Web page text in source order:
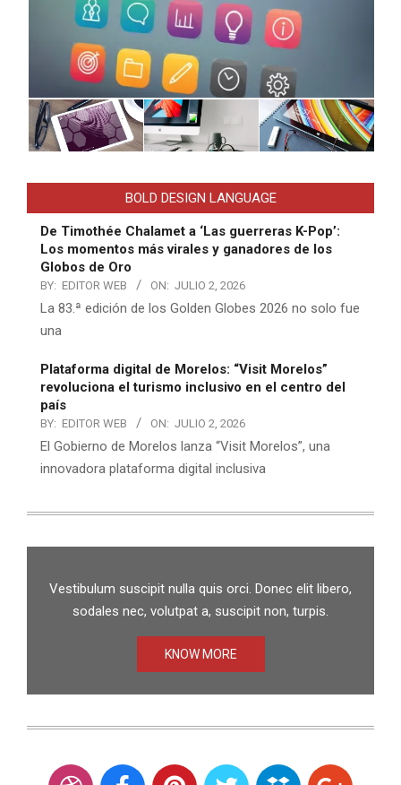
BOLD DESIGN LANGUAGE
De Timothée Chalamet a ‘Las guerreras K-Pop’:
Los momentos más virales y ganadores de los
Globos de Oro
BY: EDITOR WEB ON: JULIO 2, 2026
La 83.ª edición de los Golden Globes 2026 no solo fue
una
Plataforma digital de Morelos: “Visit Morelos”
revoluciona el turismo inclusivo en el centro del
país
BY: EDITOR WEB ON: JULIO 2, 2026
El Gobierno de Morelos lanza “Visit Morelos”, una
innovadora plataforma digital inclusiva
Vestibulum suscipit nulla quis orci. Donec elit libero,
sodales nec, volutpat a, suscipit non, turpis.
KNOW MORE